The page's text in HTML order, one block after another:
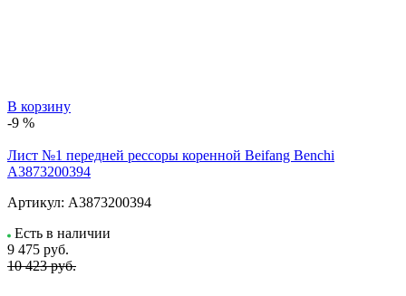
В корзину
-9 %
Лист №1 передней рессоры коренной Beifang Benchi
A3873200394
Артикул: A3873200394
Есть в наличии
9 475 руб.
10 423 руб.